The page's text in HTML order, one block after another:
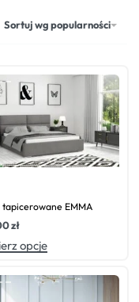
Sortuj wg popularności
na 5
tapicerowane EMMA
zł
opcje